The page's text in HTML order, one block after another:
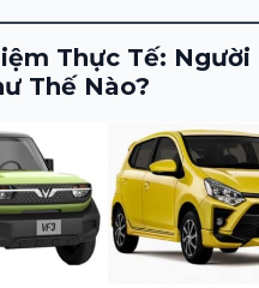
Thực Tế: Người
Thế Nào?